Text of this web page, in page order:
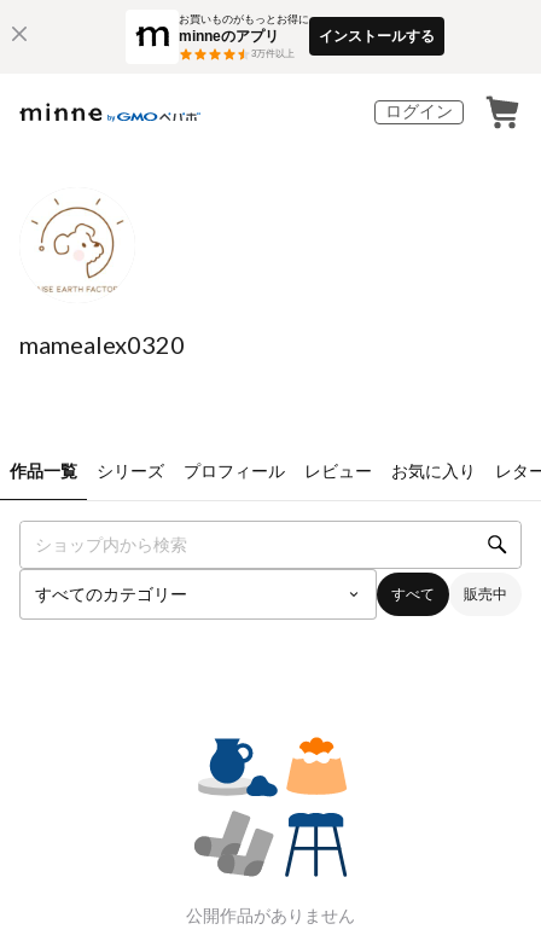
お買いものがもっとお得に
minneのアプリ
3万件以上
インストールする
ログイン
mamealex0320
作品一覧 シリーズ プロフィール レビュー お気に入り レタ
すべて 販売中
公開作品がありません